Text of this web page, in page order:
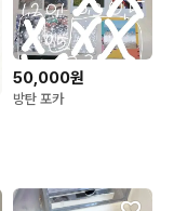
50,000원
방탄 포카